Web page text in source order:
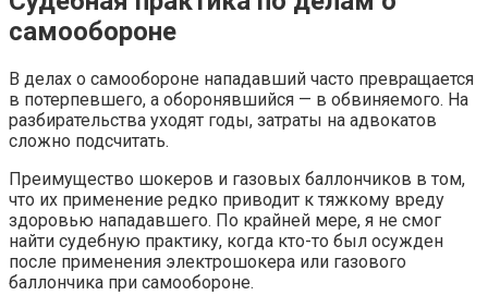
самообороне
В делах о самообороне нападавший часто превращается
в потерпевшего, а оборонявшийся — в обвиняемого. На
разбирательства уходят годы, затраты на адвокатов
сложно подсчитать.
Преимущество шокеров и газовых баллончиков в том,
что их применение редко приводит к тяжкому вреду
здоровью нападавшего. По крайней мере, я не смог
найти судебную практику, когда кто-то был осужден
после применения электрошокера или газового
баллончика при самообороне.